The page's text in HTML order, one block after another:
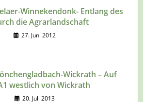
Winnekendonk- Entlang des
die Agrarlandschaft
27. Juni 2012
Wickrath – Auf
westlich von Wickrath
20. Juli 2013